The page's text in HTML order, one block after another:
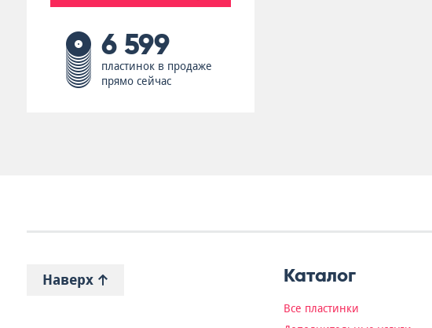
6 599
пластинок в продаже
прямо сейчас
Наверх Каталог
Все пластинки